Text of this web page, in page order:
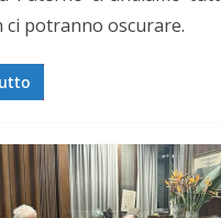
ci potranno oscurare.